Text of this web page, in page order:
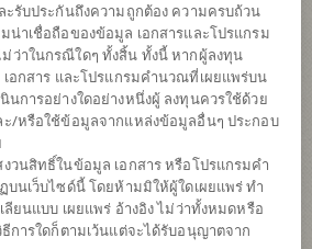
ของกองทุนรวมต่างประเทศเพียงกองทุนเดียว
Stanley Investment Funds - US Growth
Z Accumulation สกุลเงิน USD กองทุนหลักมี
บแทนระยะยาวจากการเติบโตของเงินต้นใน
ดยลงทุนในตราสารทุนของบริษัทในประเทศ
ารเติบโตอย่างมีคุณภาพ และอาจมีการลงทุน
ะเทศสหรัฐอเมริกา ทั้งนี้ กองทุนหลักอาจ
Shares ได้สูงสุดไม่เกิน 10% ของสินทรัพย์สุทธิ
ยลงทุนของกองทุนรวม หรือกองทุนรวม
หรือทรัสต์เพื่อการลงทุนในอสังหาริมทรัพย์
ะรับประกันถึงความถูกต้อง ความครบถ้วน
น่าเชื่อถือของข้อมูล เอกสารและโปรแกรม
ว่าในกรณีใดๆ ทั้งสิ้น ทั้งนี้ หากผู้ลงทุน
อกสาร และโปรแกรมคำนวณที่เผยแพร่บน
นินการอย่างใดอย่างหนึ่งผู้ ลงทุนควรใช้ด้วย
/หรือใช้ข้อมูลจากแหล่งข้อมูลอื่นๆ ประกอบ
วนสิทธิ์ในข้อมูล เอกสาร หรือโปรแกรมคำ
นเว็บไซด์นี้ โดยห้ามมิให้ผู้ใดเผยแพร่ ทำ
ลียนแบบ เผยแพร่ อ้างอิง ไม่ว่าทั้งหมดหรือ
การใดก็ตามเว้นแต่จะได้รับอนุญาตจาก